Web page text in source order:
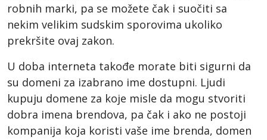
robnih marki, pa se možete čak i suočiti sa
nekim velikim sudskim sporovima ukoliko
prekršite ovaj zakon.
U doba interneta takođe morate biti sigurni da
su domeni za izabrano ime dostupni. Ljudi
kupuju domene za koje misle da mogu stvoriti
dobra imena brendova, pa čak i ako ne postoji
kompanija koja koristi vaše ime brenda, domen